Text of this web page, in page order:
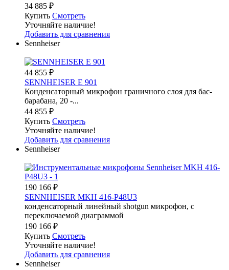
34 885 ₽
Купить Смотреть
Уточняйте наличие!
Добавить для сравнения
Sennheiser
44 855 ₽
SENNHEISER E 901
Конденсаторный микрофон граничного слоя для бас-
барабана, 20 -...
44 855 ₽
Купить Смотреть
Уточняйте наличие!
Добавить для сравнения
Sennheiser
190 166 ₽
SENNHEISER MKH 416-P48U3
конденсаторный линейный shotgun микрофон, с
переключаемой диаграммой
190 166 ₽
Купить Смотреть
Уточняйте наличие!
Добавить для сравнения
Sennheiser